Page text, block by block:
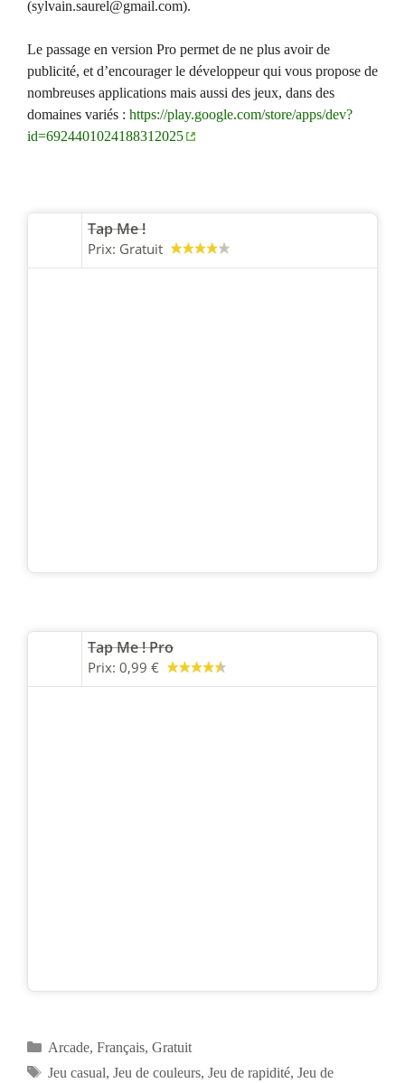
(sylvain.saurel@gmail.com).
Le passage en version Pro permet de ne plus avoir de
publicité, et d’encourager le développeur qui vous propose de
nombreuses applications mais aussi des jeux, dans des
domaines variés : https://play.google.com/store/apps/dev?
id=6924401024188312025
Tap Me !
Prix: Gratuit
Tap Me ! Pro
Prix: 0,99 €
Catégories
Arcade, Français, Gratuit
Étiquettes
Jeu casual, Jeu de couleurs, Jeu de rapidité, Jeu de